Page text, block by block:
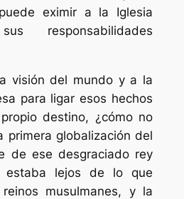
eximir a la Iglesia
responsabilidades
visión del mundo y a la
para ligar esos hechos
destino, ¿cómo no
primera globalización del
de ese desgraciado rey
lejos de lo que
musulmanes, y la